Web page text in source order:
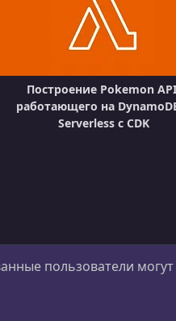
Построение Pokemon
работающего на
Serverless с CDK